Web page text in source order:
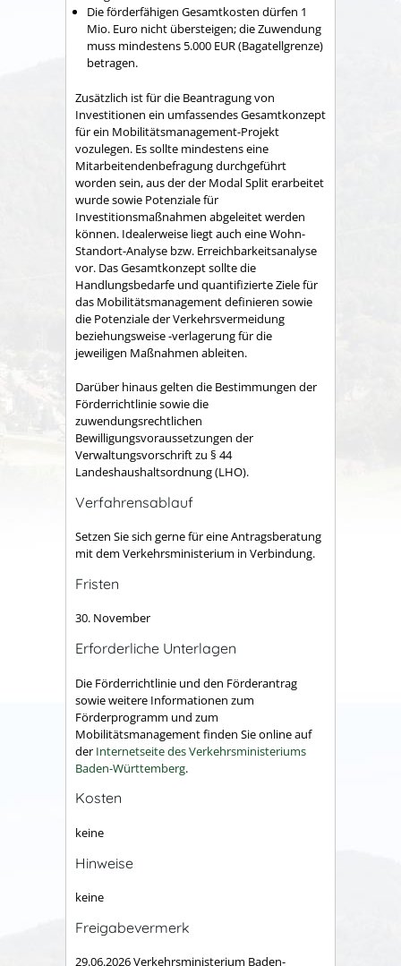
Die förderfähigen Gesamtkosten dürfen 1
Mio. Euro nicht übersteigen; die Zuwendung
muss mindestens 5.000 EUR (Bagatellgrenze)
betragen.
Zusätzlich ist für die Beantragung von
Investitionen ein umfassendes Gesamtkonzept
für ein Mobilitätsmanagement-Projekt
vozulegen. Es sollte mindestens eine
Mitarbeitendenbefragung durchgeführt
worden sein, aus der der Modal Split erarbeitet
wurde sowie Potenziale für
Investitionsmaßnahmen abgeleitet werden
können. Idealerweise liegt auch eine Wohn-
Standort-Analyse bzw. Erreichbarkeitsanalyse
vor. Das Gesamtkonzept sollte die
Handlungsbedarfe und quantifizierte Ziele für
das Mobilitätsmanagement definieren sowie
die Potenziale der Verkehrsvermeidung
beziehungsweise -verlagerung für die
jeweiligen Maßnahmen ableiten.
Darüber hinaus gelten die Bestimmungen der
Förderrichtlinie sowie die
zuwendungsrechtlichen
Bewilligungsvoraussetzungen der
Verwaltungsvorschrift zu § 44
Landeshaushaltsordnung (LHO).
Verfahrensablauf
Setzen Sie sich gerne für eine Antragsberatung
mit dem Verkehrsministerium in Verbindung.
Fristen
30. November
Erforderliche Unterlagen
Die Förderrichtlinie und den Förderantrag
sowie weitere Informationen zum
Förderprogramm und zum
Mobilitätsmanagement finden Sie online auf
der Internetseite des Verkehrsministeriums
Baden-Württemberg.
Kosten
keine
Hinweise
keine
Freigabevermerk
29.06.2026 Verkehrsministerium Baden-